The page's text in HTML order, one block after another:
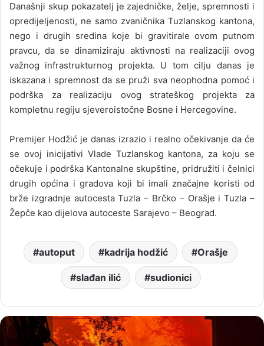
Današnji skup pokazatelj je zajedničke, želje, spremnosti i
opredijeljenosti, ne samo zvaničnika Tuzlanskog kantona,
nego i drugih sredina koje bi gravitirale ovom putnom
pravcu, da se dinamiziraju aktivnosti na realizaciji ovog
važnog infrastrukturnog projekta. U tom cilju danas je
iskazana i spremnost da se pruži sva neophodna pomoć i
podrška za realizaciju ovog strateškog projekta za
kompletnu regiju sjeveroistočne Bosne i Hercegovine.
Premijer Hodžić je danas izrazio i realno očekivanje da će
se ovoj inicijativi Vlade Tuzlanskog kantona, za koju se
očekuje i podrška Kantonalne skupštine, pridružiti i čelnici
drugih općina i gradova koji bi imali značajne koristi od
brže izgradnje autocesta Tuzla – Brčko – Orašje i Tuzla –
Žepče kao dijelova autoceste Sarajevo – Beograd.
autoput kadrija hodžić Orašje
slađan ilić sudionici